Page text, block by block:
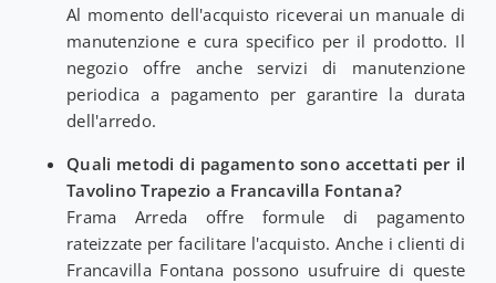
Al momento dell'acquisto riceverai un manuale di
manutenzione e cura specifico per il prodotto. Il
negozio offre anche servizi di manutenzione
periodica a pagamento per garantire la durata
dell'arredo.
Quali metodi di pagamento sono accettati per il
Tavolino Trapezio a Francavilla Fontana?
Frama Arreda offre formule di pagamento
rateizzate per facilitare l'acquisto. Anche i clienti di
Francavilla Fontana possono usufruire di queste